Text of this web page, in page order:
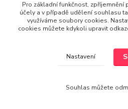
DETEXPOL Bambusové
Pro základní funkčnost, zpříjemnění
účely a v případě udělení souhlasu
využíváme soubory cookies.
cookies můžete kdykoli upravit
Nastavení
Souhlas můžete